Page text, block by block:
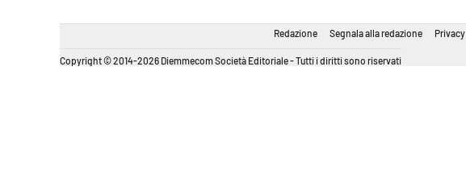
Redazione Segnala alla redazione Privacy
Copyright © 2014-2026 Diemmecom Società Editoriale - Tutti i diritti sono riservati